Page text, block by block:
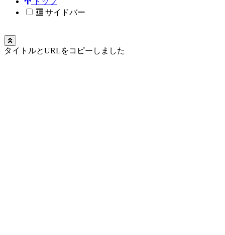
サイドバー
タイトルとURLをコピーしました